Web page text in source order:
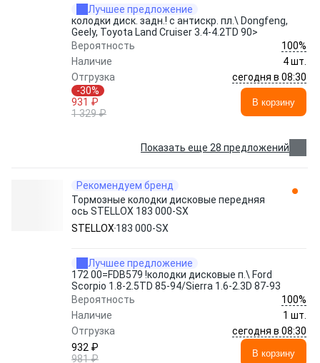
Лучшее предложение
колодки диск. задн.! с антискр. пл.\ Dongfeng,
Geely, Toyota Land Cruiser 3.4-4.2TD 90>
Вероятность
100%
Наличие
4 шт.
Отгрузка
сегодня в 08:30
-30%
931 ₽
1 329 ₽
В корзину
Показать еще 28 предложений
Рекомендуем бренд
Тормозные колодки дисковые передняя
ось STELLOX 183 000-SX
STELLOX 183 000-SX
Лучшее предложение
172 00=FDB579 !колодки дисковые п.\ Ford
Scorpio 1.8-2.5TD 85-94/Sierra 1.6-2.3D 87-93
Вероятность
100%
Наличие
1 шт.
Отгрузка
сегодня в 08:30
932 ₽
981 ₽
В корзину